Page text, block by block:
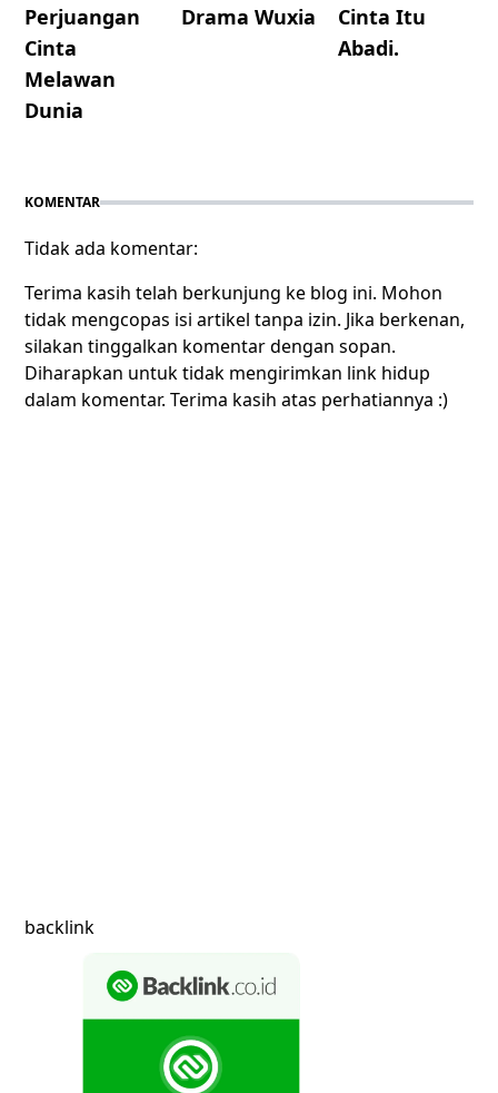
Perjuangan
Cinta
Melawan
Dunia
Drama Wuxia
Cinta Itu
Abadi.
KOMENTAR
Tidak ada komentar:
Terima kasih telah berkunjung ke blog ini. Mohon
tidak mengcopas isi artikel tanpa izin. Jika berkenan,
silakan tinggalkan komentar dengan sopan.
Diharapkan untuk tidak mengirimkan link hidup
dalam komentar. Terima kasih atas perhatiannya :)
backlink